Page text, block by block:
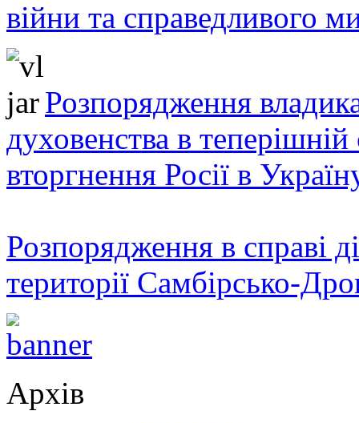
війни та справедливого
Розпорядження
духовенства в теперішній
вторгнення Росії в
Розпорядження в справі
території Самбірсько-
Архів